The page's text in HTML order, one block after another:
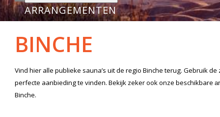
ARRANGEMENTEN
BINCHE
Vind hier alle publieke sauna’s uit de regio Bincheterug. Gebruik de
perfecte aanbieding te vinden. Bekijk zeker ook onze beschikbare
Binche.